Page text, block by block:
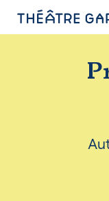
INFOS
AVEC LES
LES